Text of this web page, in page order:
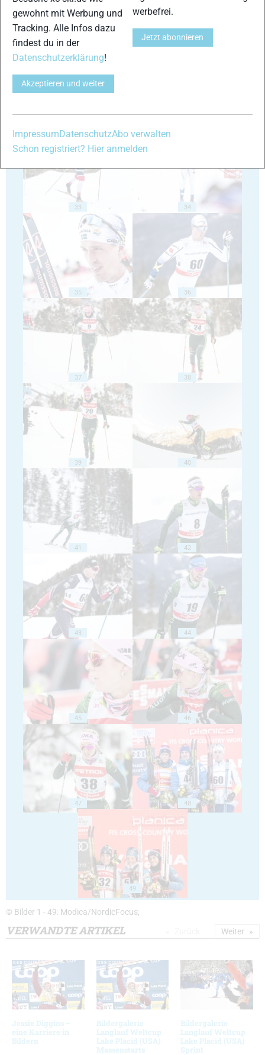
30
33 34
35 36
37 38
39 40
41 42
43 44
45 46
47 48
49
© Bilder 1 - 49: Modica/NordicFocus;
VERWANDTE ARTIKEL
Jessie Diggins –
eine Karriere in
Bildern
Bildergalerie
Langlauf Weltcup
Lake Placid (USA)
Massenstarts
Bildergalerie
Langlauf Weltcup
Lake Placid (USA)
Sprint
Weiter
gewohnt mit Werbung und
Tracking. Alle Infos dazu
findest du in der
Datenschutzerklärung!
Akzeptieren und weiter
werbefrei.
Jetzt abonnieren
ImpressumDatenschutzAbo verwalten
Schon registriert? Hier anmelden